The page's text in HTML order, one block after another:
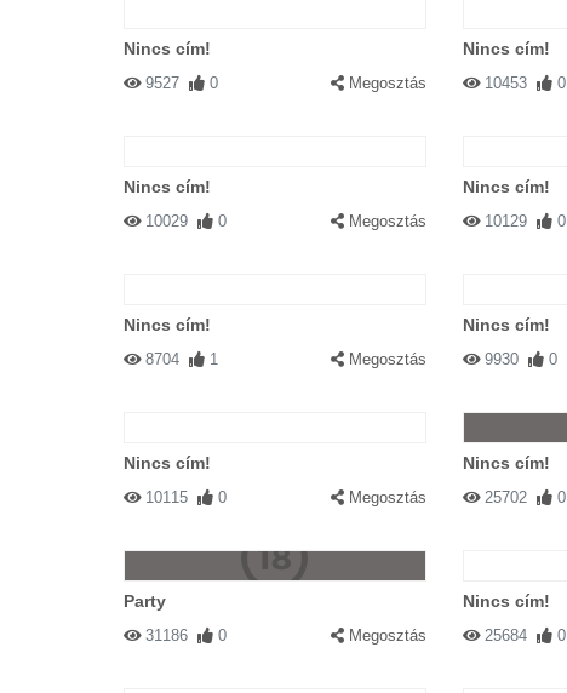
Nincs cím!
9527 0 Megosztás
Nincs cím!
10453 0
Nincs cím!
10029 0 Megosztás
Nincs cím!
10129 0
Nincs cím!
8704 1 Megosztás
Nincs cím!
9930 0
Nincs cím!
10115 0 Megosztás
Nincs cím!
25702 0
Party
31186 0 Megosztás
Nincs cím!
25684 0